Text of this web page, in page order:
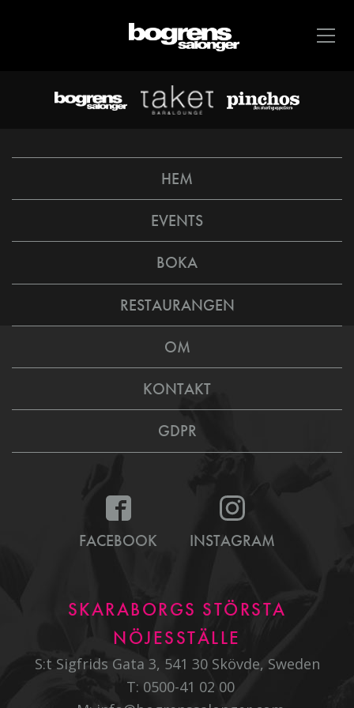
HEM
EVENTS
BOKA
RESTAURANGEN
OM
KONTAKT
GDPR
FACEBOOK INSTAGRAM
SKARABORGS STÖRSTA
NÖJESSTÄLLE
S:t Sigfrids Gata 3, 541 30 Skövde, Sweden
T: 0500-41 02 00